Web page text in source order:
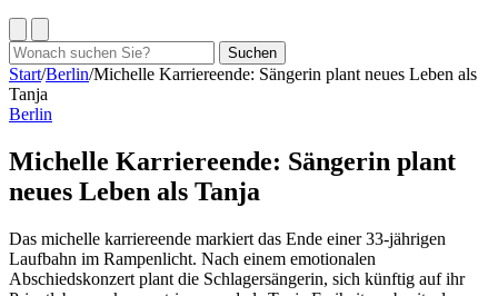
Suchen
nach:
Suchen
Start/Berlin/Michelle Karriereende: Sängerin plant neues Leben als
Tanja
Berlin
Michelle Karriereende: Sängerin plant
neues Leben als Tanja
Das michelle karriereende markiert das Ende einer 33-jährigen
Laufbahn im Rampenlicht. Nach einem emotionalen
Abschiedskonzert plant die Schlagersängerin, sich künftig auf ihr